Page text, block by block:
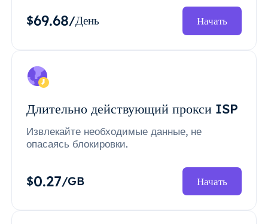
$69.68/День Начать
Длительно действующий прокси ISP
Извлекайте необходимые данные, не
опасаясь блокировки.
$0.27/GB Начать